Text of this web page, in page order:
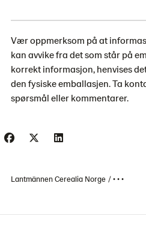
Vær oppmerksom på at
kan avvike fra det som står på
korrekt informasjon, henvises
den fysiske emballasjen. Ta
spørsmål eller kommentarer.
Lantmännen Cerealia Norge • • •